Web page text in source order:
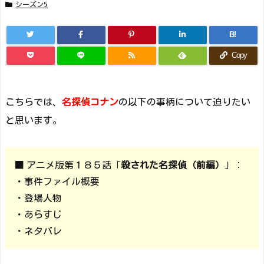
シーズン5
B!
Copy
こちらでは、 名探偵コナンの以下の事柄について迫りたい
と思います。
■ アニメ版第１８５話「殺された名探偵（前編）
」：
・事件ファイル概要
・登場人物
・あらすじ
・ネタバレ